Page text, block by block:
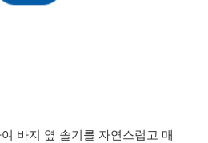
바지 옆 솔기를 자연스럽고 매